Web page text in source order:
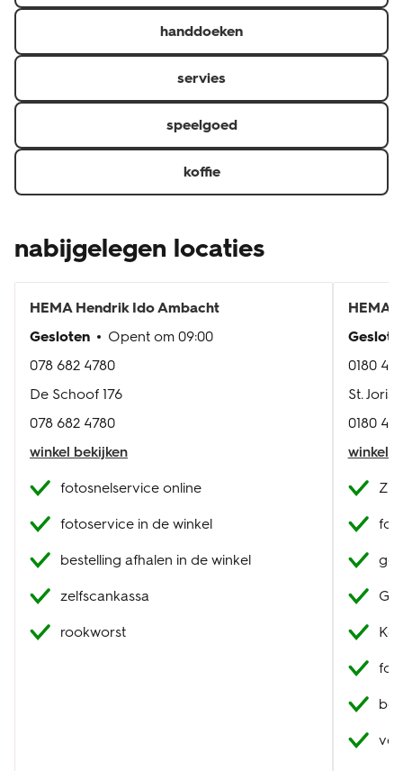
handdoeken
servies
speelgoed
koffie
nabijgelegen locaties
HEMA Hendrik Ido Ambacht
Gesloten
Opent om 09:00
078 682 4780
De Schoof 176
078 682 4780
winkel bekijken
fotosnelservice online
fotoservice in de winkel
bestelling afhalen in de winkel
zelfscankassa
rookworst
HEMA
0180
St.
0180
winkel